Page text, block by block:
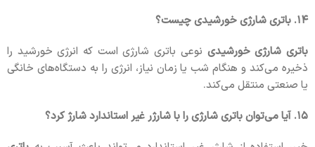
۱۴. باتری شارژی خورشیدی چیست؟
باتری شارژی خورشیدی نوعی باتری شارژی است که انرژی خورشید را
ذخیره می‌کند و هنگام شب یا زمان نیاز، انرژی را به دستگاه‌های خانگی
یا صنعتی منتقل می‌کند.
۱۵. آیا می‌توان باتری شارژی را با شارژر غیر استاندارد شارژ کرد؟